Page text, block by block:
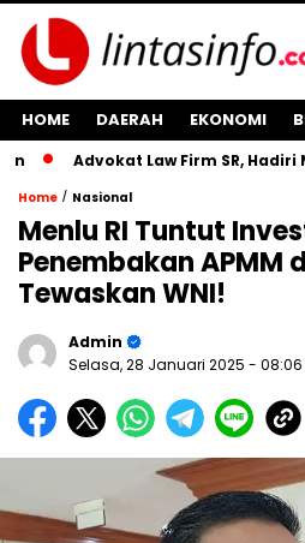
HOME DAERAH EKONOMI
Advokat Law Firm SR, Hadiri
Home / Nasional
Menlu RI Tuntut
Penembakan APMM
Tewaskan WNI!
Admin
Selasa, 28 Januari 2025 - 08:06